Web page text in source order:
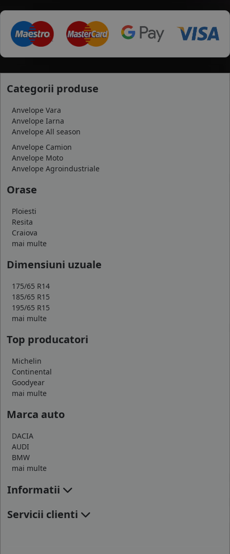
Categorii produse
Anvelope Vara
Anvelope Iarna
Anvelope All season
Anvelope Camion
Anvelope Moto
Anvelope Agroindustriale
Orase
Ploiesti
Resita
Craiova
mai multe
Dimensiuni uzuale
175/65 R14
185/65 R15
195/65 R15
mai multe
Top producatori
Michelin
Continental
Goodyear
mai multe
Marca auto
DACIA
AUDI
BMW
mai multe
Informatii
Servicii clienti